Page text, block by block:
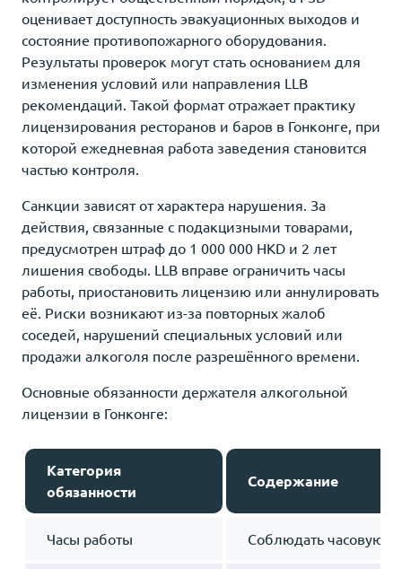
оценивает доступность эвакуационных выходов и
состояние противопожарного оборудования.
Результаты проверок могут стать основанием для
изменения условий или направления LLB
рекомендаций. Такой формат отражает практику
лицензирования ресторанов и баров в Гонконге, при
которой ежедневная работа заведения становится
частью контроля.
Санкции зависят от характера нарушения. За
действия, связанные с подакцизными товарами,
предусмотрен штраф до 1 000 000 HKD и 2 лет
лишения свободы. LLB вправе ограничить часы
работы, приостановить лицензию или аннулировать
её. Риски возникают из-за повторных жалоб
соседей, нарушений специальных условий или
продажи алкоголя после разрешённого времени.
Основные обязанности держателя алкогольной
лицензии в Гонконге:
Категория
обязанности
Содержание
Часы работы Соблюдать часовую